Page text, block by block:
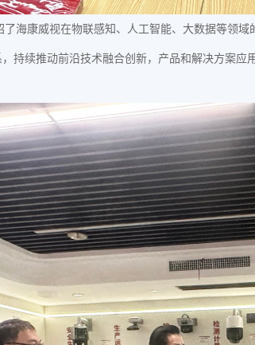
海康威视在物联感知、人工智能、大数据等领
持续推动前沿技术融合创新，产品和解决方案